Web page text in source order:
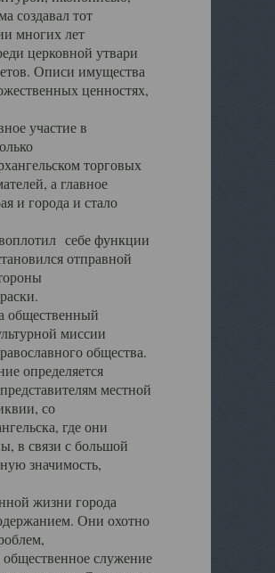
создавал тот
многих лет
церковной утвари
Описи имущества
ценностях,
участие в
торговых
а главное
и города и стало
себе функции
отправной
общественный
миссии
общества.
определяется
местной
со
где они
в связи с большой
значимость,
жизни города
Они охотно
служение